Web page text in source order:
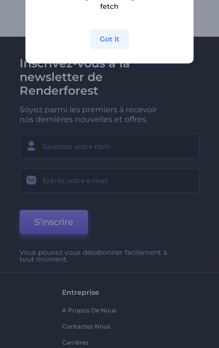
Inscrivez-vous à la
newsletter de
Renderforest
Soyez parmi les premiers à recevoir
nos dernières nouvelles et offres.
S'inscrire
Vous pouvez vous désabonner facilement à
tout moment.
Entreprise
A Propos De Nous
Contactez-Nous
Carrières
fetch
Got it